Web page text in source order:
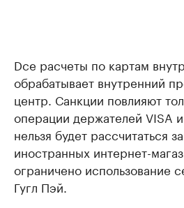
Dсе расчеты по картам
обрабатывает внутренний
центр. Санкции повлияют
операции держателей VISA
нельзя будет рассчитаться
иностранных интернет-
ограничено использование
Гугл Пэй.